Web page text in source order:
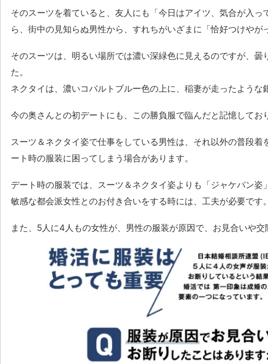
そのスーツを着ていると、友人にも「今日はアイツ、気合が入
ら、街中の見知らぬ男性から、すれちがいざまに「恰好つけやが
そのスーツは、明るい場所では濃い深緑色に見えるのですが、
た。
ネクタイは、濃いコバルトブルー色の上に、稲妻が走ったような
今の奥さんとの初デートにも、この勝負服で臨んだと記憶してお
スーツ＆ネクタイ姿で仕事をしている男性は、それ以外の普段
ート時の服装に困ってしまう場合があります。
デート時の服装では、スーツ＆ネクタイ姿よりも「ジャケパン
敏感な都会派女性とのお付き合いをする時には、工夫が必要です。
また、5人に4人もの女性が、男性の服装が原因で、お見合いや交